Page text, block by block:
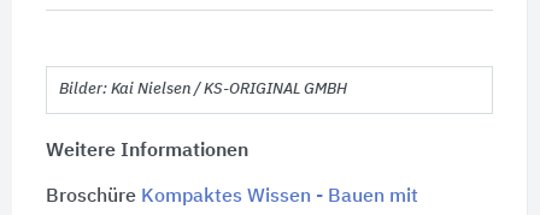
Bilder: Kai Nielsen / KS-ORIGINAL GMBH
Weitere Informationen
Broschüre Kompaktes Wissen - Bauen mit